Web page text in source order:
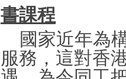
書課程
國家近年為
服務，這對香